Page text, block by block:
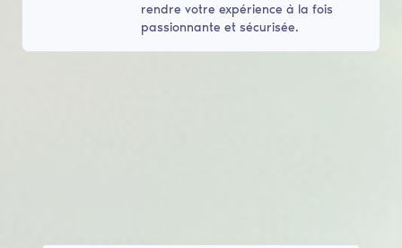
rendre votre expérience à la fois
passionnante et sécurisée.